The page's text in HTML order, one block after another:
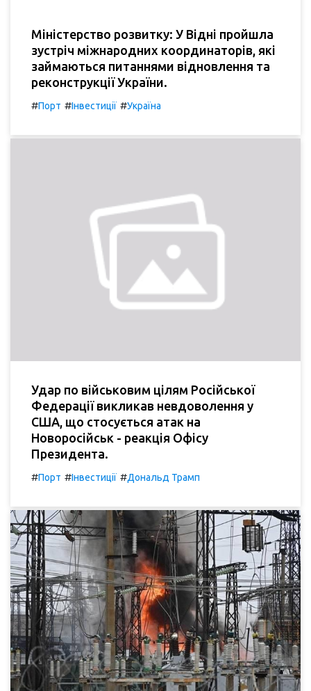
Міністерство розвитку: У Відні пройшла
зустріч міжнародних координаторів, які
займаються питаннями відновлення та
реконструкції України.
#Порт #Інвестиції #Україна
Удар по військовим цілям Російської
Федерації викликав невдоволення у
США, що стосується атак на
Новоросійськ - реакція Офісу
Президента.
#Порт #Інвестиції #Дональд Трамп